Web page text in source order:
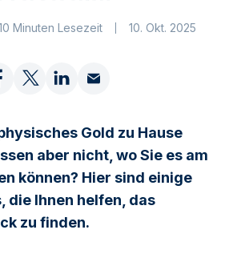
Minuten Lesezeit 10. Okt. 2025
Gold zu Hause
aber nicht, wo Sie es am
können? Hier sind einige
die Ihnen helfen, das
zu finden.